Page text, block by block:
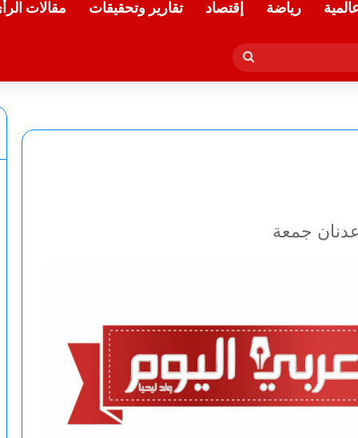
رياضة إقتصاد تقارير وتحقيقات مقالات
بحث
عن
عدنان جمعة